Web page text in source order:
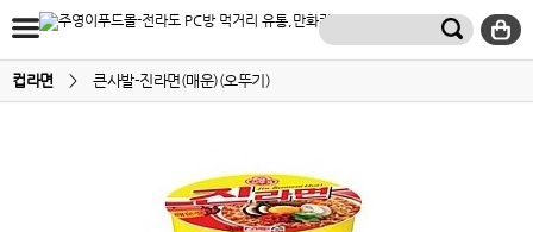
컵라면 > 큰사발-진라면(매운)(오뚜기)